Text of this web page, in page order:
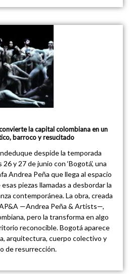
la capital colombiana en un
barroco y resucitado
despide la temporada
y 27 de junio con ‘Bogotá’, una
Andrea Peña que llega al espacio
piezas llamadas a desbordar la
contemporánea. La obra, creada
—Andrea Peña & Artists—,
pero la transforma en algo
reconocible. Bogotá aparece
arquitectura, cuerpo colectivo y
de resurrección.